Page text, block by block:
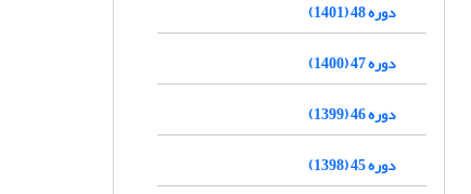
دوره 48 (1401)
دوره 47 (1400)
دوره 46 (1399)
دوره 45 (1398)